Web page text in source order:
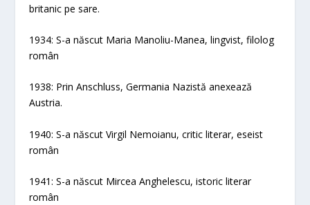
britanic pe sare.
1934: S-a născut Maria Manoliu-Manea, lingvist, filolog
român
1938: Prin Anschluss, Germania Nazistă anexează
Austria.
1940: S-a născut Virgil Nemoianu, critic literar, eseist
român
1941: S-a născut Mircea Anghelescu, istoric literar
român